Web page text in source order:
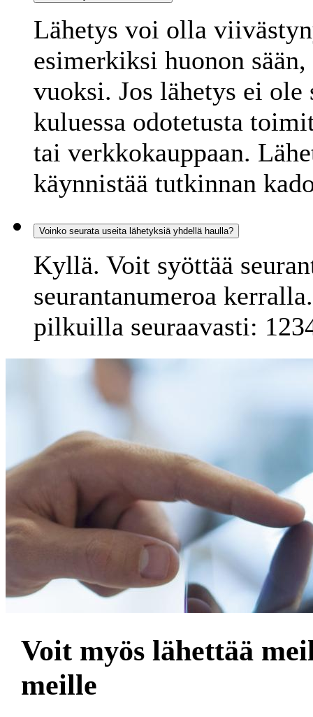
Lähetys voi olla
esimerkiksi huonon
vuoksi. Jos lähetys ei ole
kuluessa odotetusta
tai verkkokauppaan.
käynnistää tutkinnan
Voinko seurata useita lähetyksiä yhdellä haulla?
Kyllä. Voit syöttää
seurantanumeroa
pilkuilla seuraavasti:
Voit myös lähettää
meille